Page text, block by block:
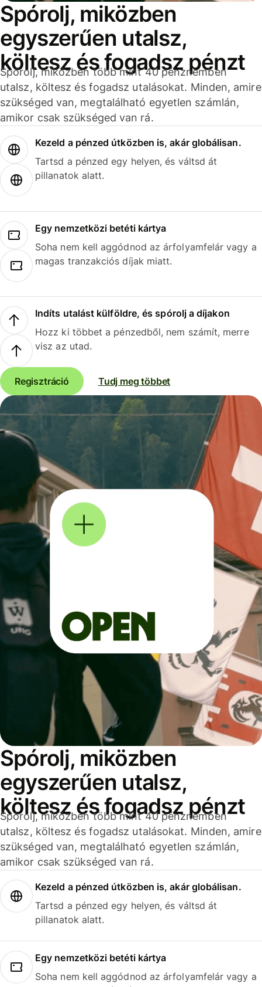
Spórolj, miközben
egyszerűen utalsz,
költesz és fogadsz pénzt
Spórolj, miközben több mint 40 pénznemben
utalsz, költesz és fogadsz utalásokat. Minden, amire
szükséged van, megtalálható egyetlen számlán,
amikor csak szükséged van rá.
Kezeld a pénzed útközben is, akár globálisan.
Tartsd a pénzed egy helyen, és váltsd át
pillanatok alatt.
Egy nemzetközi betéti kártya
Soha nem kell aggódnod az árfolyamfelár vagy a
magas tranzakciós díjak miatt.
Indíts utalást külföldre, és spórolj a díjakon
Hozz ki többet a pénzedből, nem számít, merre
visz az utad.
Regisztráció Tudj meg többet
Spórolj, miközben
egyszerűen utalsz,
költesz és fogadsz pénzt
Spórolj, miközben több mint 40 pénznemben
utalsz, költesz és fogadsz utalásokat. Minden, amire
szükséged van, megtalálható egyetlen számlán,
amikor csak szükséged van rá.
Kezeld a pénzed útközben is, akár globálisan.
Tartsd a pénzed egy helyen, és váltsd át
pillanatok alatt.
Egy nemzetközi betéti kártya
Soha nem kell aggódnod az árfolyamfelár vagy a